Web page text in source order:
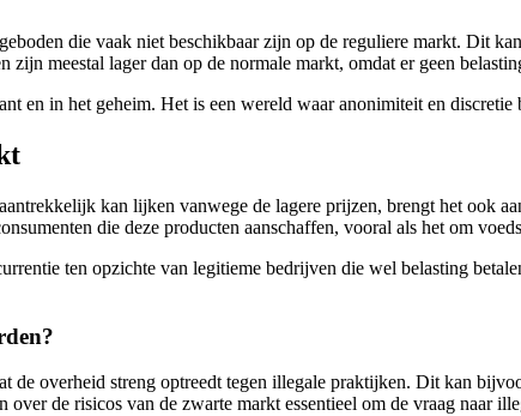
die vaak niet beschikbaar zijn op de reguliere markt. Dit
meestal lager dan op de normale markt, omdat er geen
en in het geheim. Het is een wereld waar anonimiteit en
kan lijken vanwege de lagere prijzen, brengt het ook
die deze producten aanschaffen, vooral als het om
ten opzichte van legitieme bedrijven die wel belasting
de overheid streng optreedt tegen illegale praktijken. Dit kan
de risicos van de zwarte markt essentieel om de vraag naar